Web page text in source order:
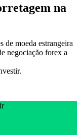
na
de moeda estrangeira
negociação forex a